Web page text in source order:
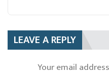
LEAVE A REPLY
Your email